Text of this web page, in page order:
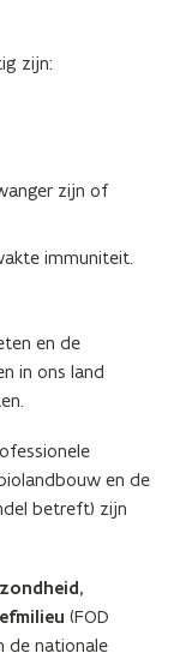
zijn:
zijn of
immuniteit.
en de
in ons land
en de
betreft) zijn
(FOD
de nationale